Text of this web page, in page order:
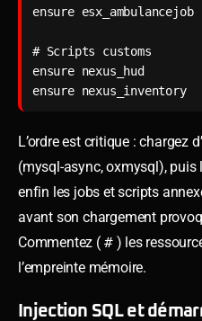
ensure esx_ambulancejob
# Scripts customs
ensure nexus_hud
ensure nexus_inventory
L’ordre est critique : chargez
(mysql-async, oxmysql), puis
enfin les jobs et scripts
avant son chargement
Commentez ( # ) les
l’empreinte mémoire.
Injection SQL et